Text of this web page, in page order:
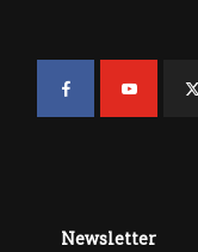
Newsletter